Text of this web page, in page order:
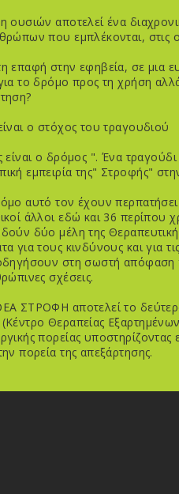
ουσιών αποτελεί ένα
που εμπλέκονται, στις
επαφή στην εφηβεία, σε μια
το δρόμο προς τη χρήση
ο στόχος του τραγουδιού
είναι ο δρόμος ". Ένα
εμπειρία της" Στροφής"
αυτό τον έχουν
άλλοι εδώ και 36 περίπου
δύο μέλη της
για τους κινδύνους και για
στη σωστή απόφαση
σχέσεις.
ΣΤΡΟΦΗ αποτελεί το
Θεραπείας
πορείας υποστηρίζοντας
πορεία της απεξάρτησης.